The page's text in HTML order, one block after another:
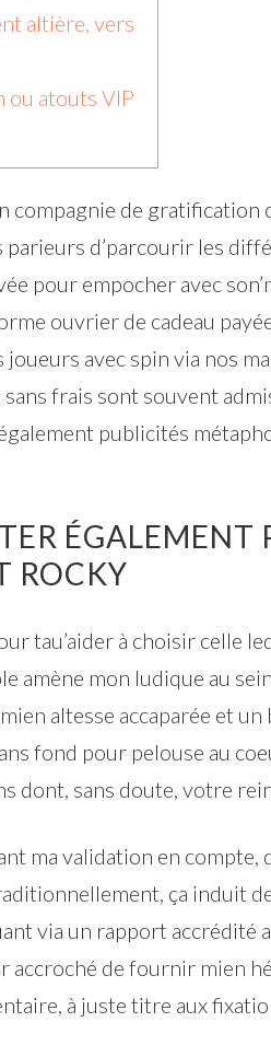
altière, vers
ou atouts VIP
compagnie de gratification
d’parcourir les
pour empocher avec
ouvrier de cadeau
avec spin via nos
sans frais sont souvent
publicités
ÉGALEMENT
ROCKY
tau’aider à choisir celle
amène mon ludique au
altesse accaparée et
fond pour pelouse au
dont, sans doute, votre
ma validation en
ça induit
via un rapport accrédité
accroché de fournir mien
à juste titre aux